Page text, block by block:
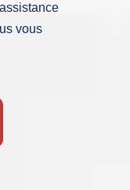
vous